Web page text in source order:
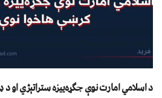
د اسلامي امارت نوې جګړه‌ییزه ستراتېژي او